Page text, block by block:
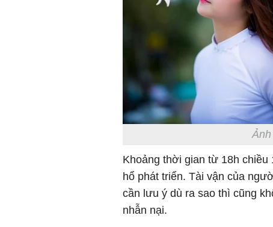
Khoảng thời gian từ 18h
hổ phát triển. Tài vận của
cần lưu ý dù ra sao thì cũng
nhẫn nại.